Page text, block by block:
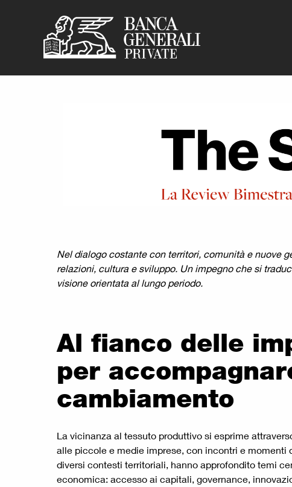
Banca Generali
Nel dialogo costante con territori, comunità e nuove
relazioni, cultura e sviluppo. Un impegno che si
visione orientata al lungo periodo.
Al fianco delle
per
cambiamento
La vicinanza al tessuto produttivo si esprime
alle piccole e medie imprese, con incontri e momenti
diversi contesti territoriali, hanno approfondito temi
economica: accesso ai capitali, governance,